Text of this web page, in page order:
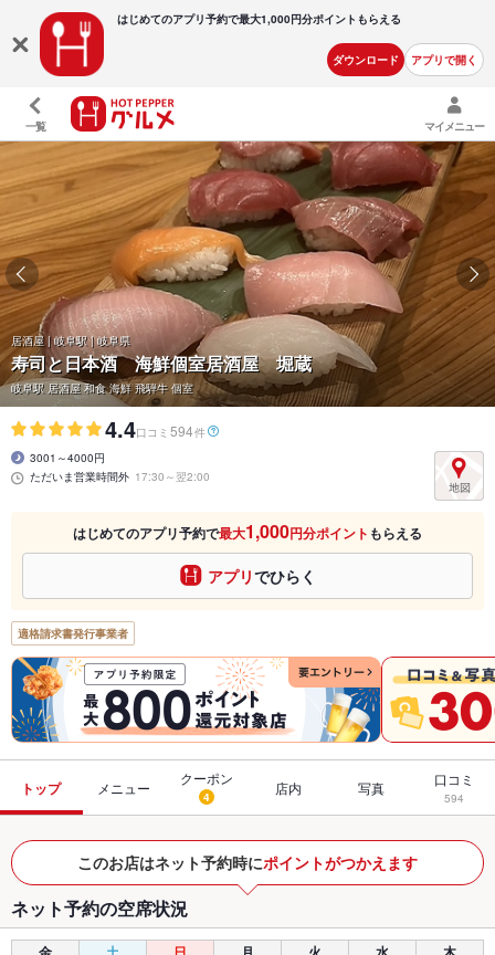
はじめてのアプリ予約で最大1,000円分ポイントもらえる
ダウンロード アプリで開く
一覧 マイメニュー
居酒屋 | 岐阜駅 | 岐阜県
寿司と日本酒 海鮮個室居酒屋 堀蔵
岐阜駅 居酒屋 和食 海鮮 飛騨牛 個室
4.4口コミ 594件
3001～4000円
ただいま営業時間外 17:30～翌2:00
はじめてのアプリ予約で最大1,000円分ポイント もらえる
アプリでひらく
適格請求書発行事業者
トップ メニュー
クーポン
4 店内 写真 口コミ
594
このお店はネット予約時にポイントがつかえます
ネット予約の空席状況